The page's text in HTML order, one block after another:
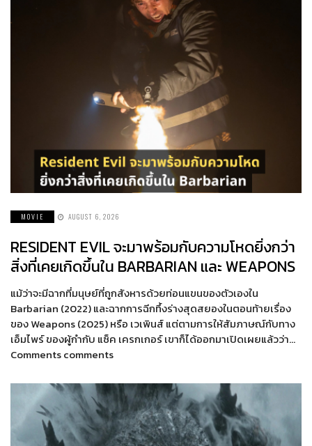
MOVIE AUGUST 6, 2026
RESIDENT EVIL จะมาพร้อมกับความโหดยิ่งกว่า
สิ่งที่เคยเกิดขึ้นใน BARBARIAN และ WEAPONS
แม้ว่าจะมีฉากที่มนุษย์ที่ถูกสังหารด้วยท่อนแขนของตัวเองใน
Barbarian (2022) และฉากการฉีกทึ้งร่างสุดสยองในตอนท้ายเรื่อง
ของ Weapons (2025) หรือ เวเพินส์ แต่ตามการให้สัมภาษณ์กับทาง
เอ็มไพร์ ของผู้กำกับ แซ็ค เครกเกอร์ เขาก็ได้ออกมาเปิดเผยแล้วว่า…
Comments comments